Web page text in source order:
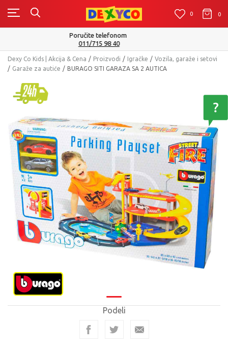
0 0 0
Isporuku možete očekivati u roku od 2 do 4 radna dana!
Pogledaj više
Dexy Co Kids | Akcija & Cena Proizvodi Igračke
Vozila, garaže i setovi
Garaže za autiće
BURAGO SITI GARAZA SA 2 AUTICA
Podeli